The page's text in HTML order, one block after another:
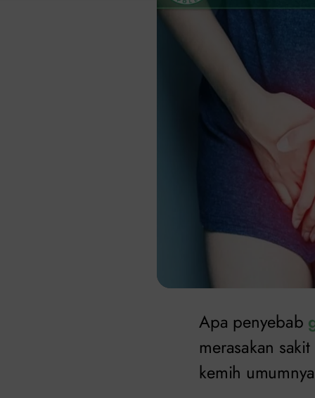
Apa penyebab
merasakan
kemih